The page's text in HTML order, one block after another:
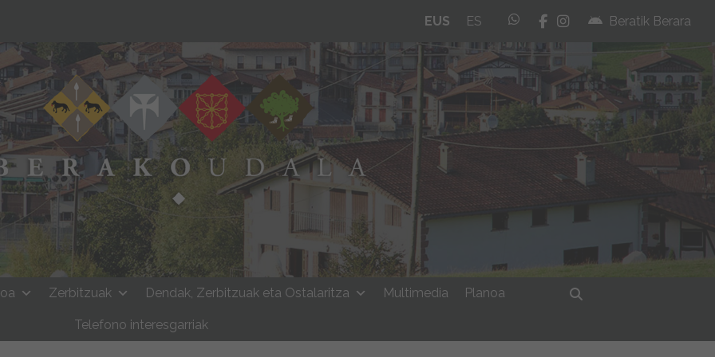
EUS ES whatsapp
facebook
instagram
Beratik Berara
Zerbitzuak Dendak, Zerbitzuak eta Ostalaritza Multimedia Planoa
Telefono interesgarriak